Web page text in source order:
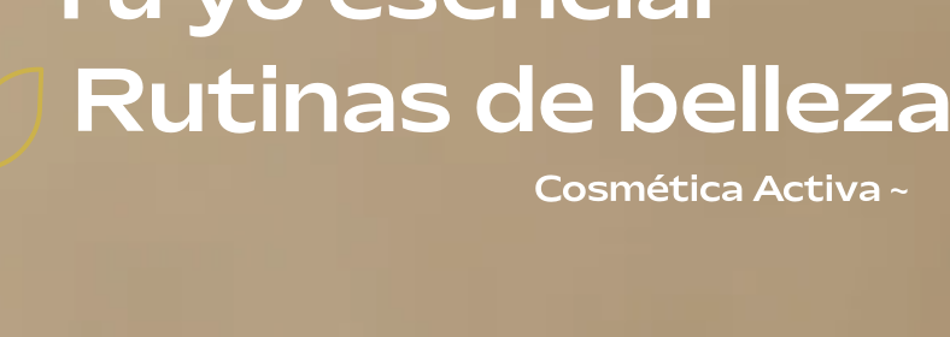
Rutinas de belleza
Cosmética Activa ~